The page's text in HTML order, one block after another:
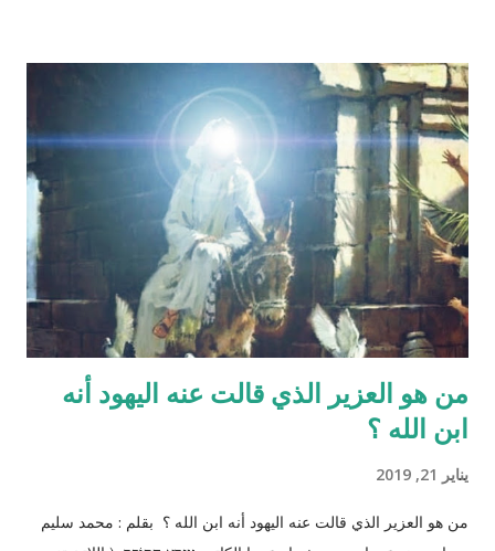
المنطقة الصدرية عندها ( الترائب ) , و لا يتكون مني الرجل من منطقته
الصدريّة أيضاً ( الصلب ) هو يتكون في الخصيتين خارج البطن بعيداً عن
منطقة الصدر !! وهذا ايضاً حديث صحيح يوضح مقصد الآية اكثر :" ماء
الرجل أبيض وماء المرأة أصفر، فإذا اجتمعا فعلا مني الرجل مني
المرأة أذكرا بإذن الله، وإذا علا مني المرأة مني الرجل أنثا بإذن الله "
صحيح مسلم ‪http://fatwa.islamweb.net/fatwa/index.php?
page=sh...
من هو العزير الذي قالت عنه اليهود أنه
ابن الله ؟
يناير 21, 2019
من هو العزير الذي قالت عنه اليهود أنه ابن الله ؟ بقلم : محمد سليم